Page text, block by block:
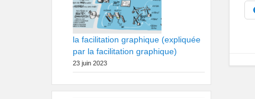
la facilitation graphique (expliquée
par la facilitation graphique)
23 juin 2023